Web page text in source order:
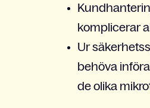
komplicerar
Ur
behöva
de olika